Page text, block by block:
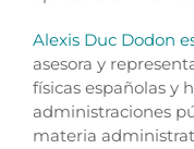
Alexis Duc Dodon
asesora y
físicas españolas y
administraciones
materia